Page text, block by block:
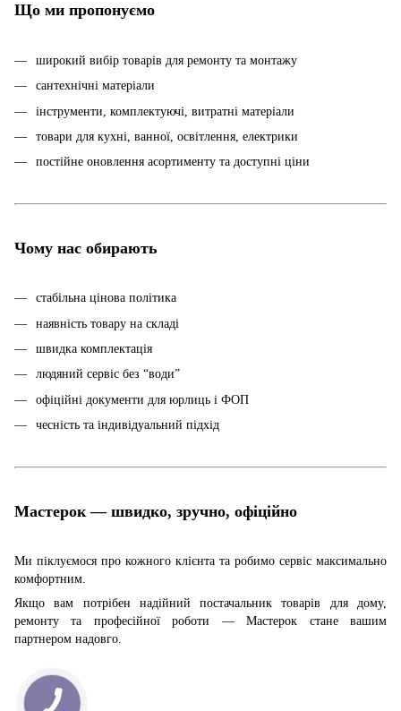
Що ми пропонуємо
широкий вибір товарів для ремонту та монтажу
сантехнічні матеріали
інструменти, комплектуючі, витратні матеріали
товари для кухні, ванної, освітлення, електрики
постійне оновлення асортименту та доступні ціни
Чому нас обирають
стабільна цінова політика
наявність товару на складі
швидка комплектація
людяний сервіс без “води”
офіційні документи для юрлиць і ФОП
чесність та індивідуальний підхід
Мастерок — швидко, зручно, офіційно
Ми піклуємося про кожного клієнта та робимо сервіс максимально
комфортним.
Якщо вам потрібен надійний постачальник товарів для дому,
ремонту та професійної роботи — Мастерок стане вашим
партнером надовго.